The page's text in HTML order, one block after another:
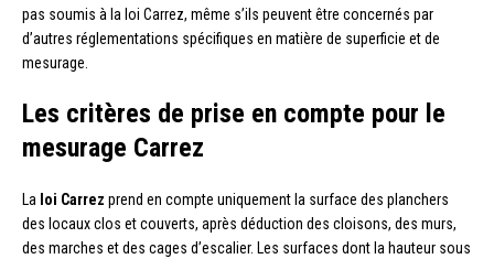
pas soumis à la loi Carrez, même s’ils peuvent être concernés par
d’autres réglementations spécifiques en matière de superficie et de
mesurage.
Les critères de prise en compte pour le
mesurage Carrez
La loi Carrez prend en compte uniquement la surface des planchers
des locaux clos et couverts, après déduction des cloisons, des murs,
des marches et des cages d’escalier. Les surfaces dont la hauteur sous